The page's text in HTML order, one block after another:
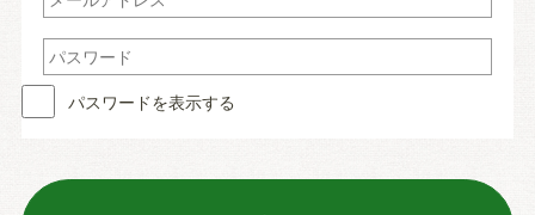
パスワードを表示する